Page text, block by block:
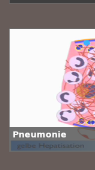
Pneumonie